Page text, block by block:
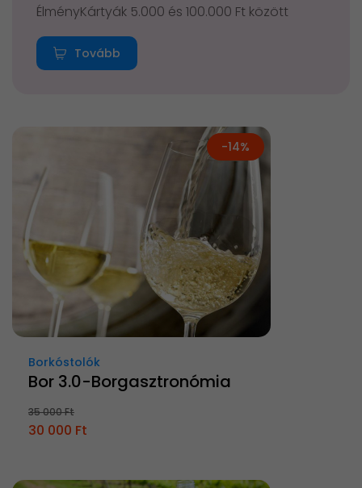
ÉlményKártyák 5.000 és 100.000 Ft között
Tovább
-14%
Borkóstolók
Bor 3.0-Borgasztronómia
35 000 Ft
30 000 Ft